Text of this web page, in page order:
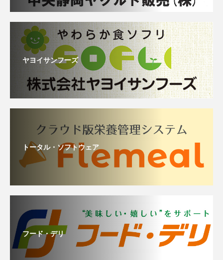
ヤヨイサンフーズ
トータル・ソフトウェア
フード・デリ